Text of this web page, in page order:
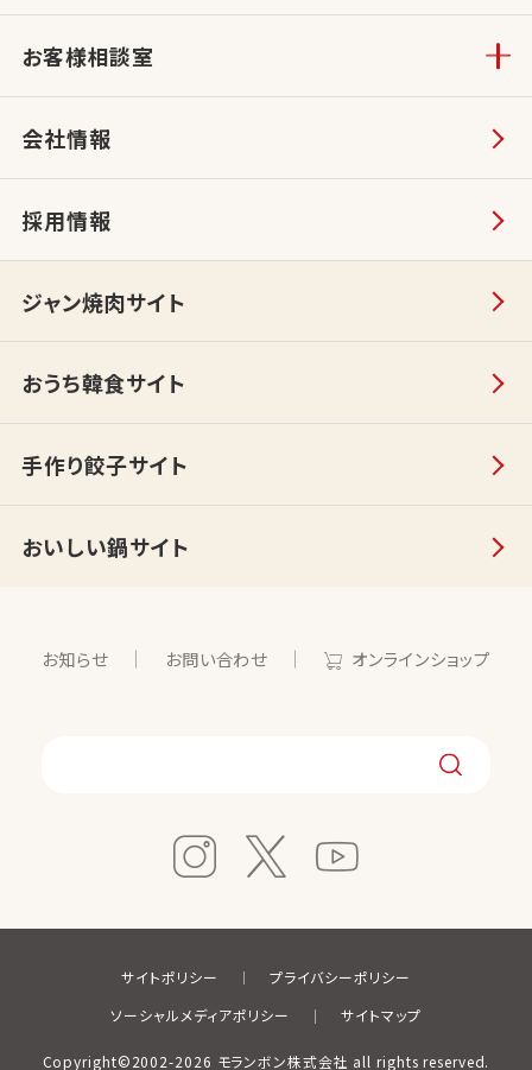
お客様相談室
会社情報
採用情報
ジャン焼肉サイト
おうち韓食サイト
手作り餃子サイト
おいしい鍋サイト
お知らせ お問い合わせ オンラインショップ
Copyright©2002-2026 モランボン株式会社 all rights reserved.
サイトポリシー
プライバシーポリシー
ソーシャルメディアポリシー
サイトマップ